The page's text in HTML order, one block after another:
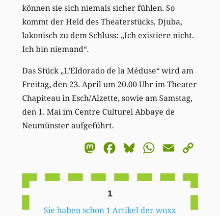
können sie sich niemals sicher fühlen. So
kommt der Held des Theaterstücks, Djuba,
lakonisch zu dem Schluss: „Ich existiere nicht.
Ich bin niemand“.
Das Stück „L’Eldorado de la Méduse“ wird am
Freitag, den 23. April um 20.00 Uhr im Theater
Chapiteau in Esch/Alzette, sowie am Samstag,
den 1. Mai im Centre Culturel Abbaye de
Neumünster aufgeführt.
Mastodon
Facebook
BlueskyEmail
1
Sie haben schon 1 Artikel der woxx